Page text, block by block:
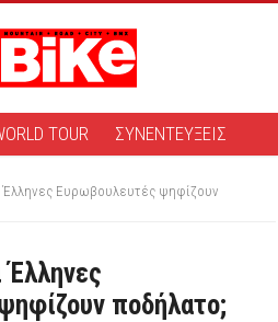
TOUR ΣΥΝΕΝΤΕΥΞΕΙΣ
Έλληνες Ευρωβουλευτές ψηφίζουν
Έλληνες
ποδήλατο;